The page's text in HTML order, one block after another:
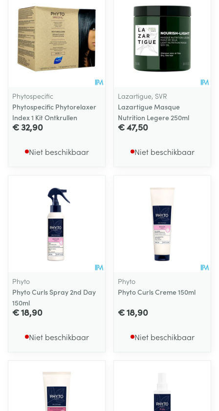
Phytospecific
Phytospecific Phytorelaxer
Index 1 Kit Ontkrullen
€ 32,90
Niet beschikbaar
Lazartigue, SVR
Lazartigue Masque
Nutrition Legere 250ml
€ 47,50
Niet beschikbaar
Phyto
Phyto Curls Spray 2nd Day
150ml
€ 18,90
Niet beschikbaar
Phyto
Phyto Curls Creme 150ml
€ 18,90
Niet beschikbaar